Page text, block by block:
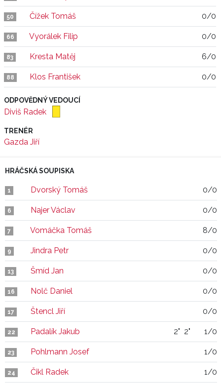
50 Čížek Tomáš 0/0
66 Vyorálek Filip 0/0
83 Kresta Matěj 6/0
88 Klos František 0/0
ODPOVĚDNÝ VEDOUCÍ
Diviš Radek
TRENÉR
Gazda Jiří
HRÁČSKÁ SOUPISKA
1 Dvorský Tomáš 0/0
6 Najer Václav 0/0
7 Vomáčka Tomáš 8/0
9 Jindra Petr 0/0
13 Šmíd Jan 0/0
16 Nolč Daniel 0/0
17 Štencl Jiří 0/0
22 Padalík Jakub 2" 2" 1/0
23 Pohlmann Josef 1/0
24 Čikl Radek 1/0